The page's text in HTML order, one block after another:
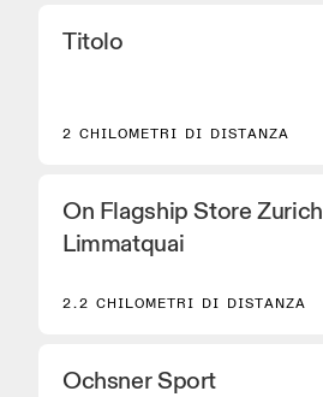
Titolo
2 CHILOMETRI DI DISTANZA
On Flagship Store Zurich
Limmatquai
2.2 CHILOMETRI DI DISTANZA
Ochsner Sport